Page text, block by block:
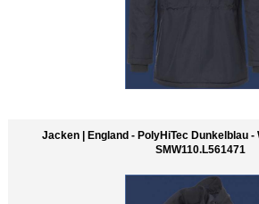
Jacken | England - PolyHiTec Dunkelblau
SMW110.L561471